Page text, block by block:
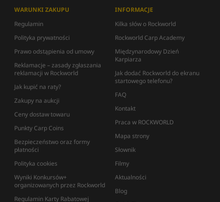
WARUNKI ZAKUPU
Regulamin
Polityka prywatności
Prawo odstąpienia od umowy
Reklamacje – zasady zgłaszania
reklamacji w Rockworld
Jak kupić na raty?
Zakupy na aukcji
Ceny dostaw towaru
Punkty Carp Coins
Bezpieczeństwo oraz formy
płatności
Polityka cookies
Wyniki Konkursów+
organizowanych przez Rockworld
Regulamin Karty Rabatowej
INFORMACJE
Kilka słów o Rockworld
Rockworld Carp Academy
Międzynarodowy Dzień
Karpiarza
Jak dodać Rockworld do ekranu
startowego telefonu?
FAQ
Kontakt
Praca w ROCKWORLD
Mapa strony
Słownik
Filmy
Aktualności
Blog